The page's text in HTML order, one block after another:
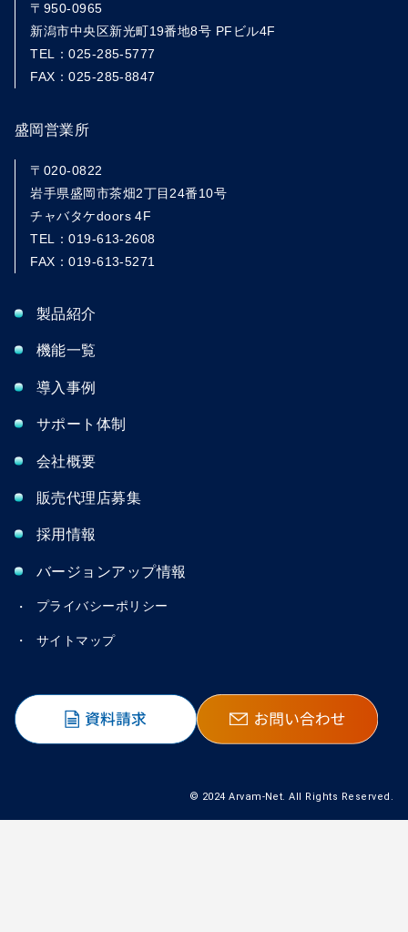
〒950-0965
新潟市中央区新光町19番地8号 PFビル4F
TEL：025-285-5777
FAX：025-285-8847
盛岡営業所
〒020-0822
岩手県盛岡市茶畑2丁目24番10号
チャバタケdoors 4F
TEL：019-613-2608
FAX：019-613-5271
製品紹介
機能一覧
導入事例
サポート体制
会社概要
販売代理店募集
採用情報
バージョンアップ情報
プライバシーポリシー
サイトマップ
© 2024 Arvam-Net. All Rights Reserved.